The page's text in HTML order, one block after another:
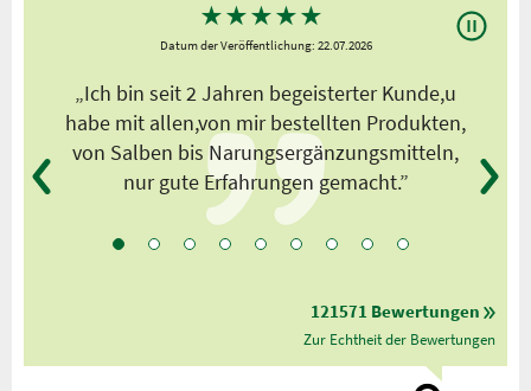
★★★★★
Datum der Veröffentlichung: 22.07.2026
„Ich bin seit 2 Jahren begeisterter Kunde,u
habe mit allen,von mir bestellten Produkten,
von Salben bis Narungsergänzungsmitteln,
nur gute Erfahrungen gemacht.”
121571 Bewertungen
Zur Echtheit der Bewertungen